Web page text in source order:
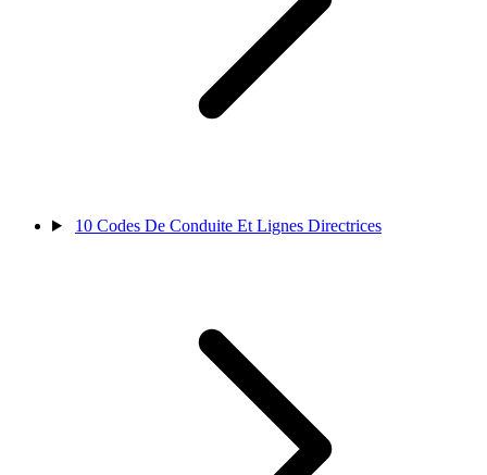
10 Codes De Conduite Et Lignes Directrices